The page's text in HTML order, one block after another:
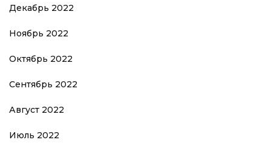
Декабрь 2022
Ноябрь 2022
Октябрь 2022
Сентябрь 2022
Август 2022
Июль 2022